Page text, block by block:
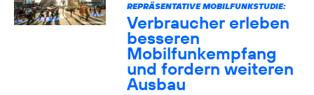
REPRÄSENTATIVE MOBILFUNKSTUDIE:
Verbraucher erleben
besseren
Mobilfunkempfang
und fordern weiteren
Ausbau